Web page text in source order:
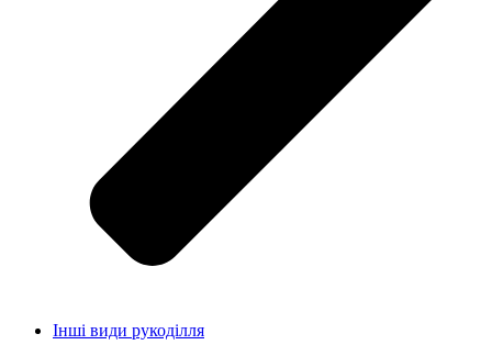
Інші види рукоділля